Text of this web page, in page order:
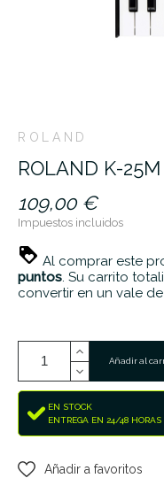
ROLAND
ROLAND K-
109,00 €
Impuestos incluidos
Al comprar este
puntos. Su carrito
convertir en un vale de
Añadir al
EN STOCK
ENTREGA EN 24/48 HORAS
Añadir a favoritos